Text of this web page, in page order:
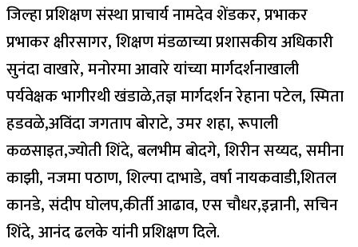
जिल्हा प्रशिक्षण संस्था प्राचार्य नामदेव शेंडकर, प्रभाकर
प्रभाकर क्षीरसागर, शिक्षण मंडळाच्या प्रशासकीय अधिकारी
सुनंदा वाखारे, मनोरमा आवारे यांच्या मार्गदर्शनाखाली
पर्यवेक्षक भागीरथी खंडाळे,तज्ञ मार्गदर्शन रेहाना पटेल, स्मिता
हडवळे,अविंदा जगताप बोराटे, उमर शहा, रूपाली
कळसाइत,ज्योती शिंदे, बलभीम बोदगे, शिरीन सय्यद, समीना
काझी, नजमा पठाण, शिल्पा दाभाडे, वर्षा नायकवाडी,शितल
कानडे, संदीप घोलप,कीर्ती आढाव, एस चौधर,इन्नानी, सचिन
शिंदे, आनंद ढलके यांनी प्रशिक्षण दिले.